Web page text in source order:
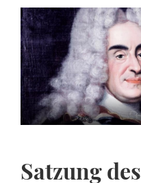
Satzung des